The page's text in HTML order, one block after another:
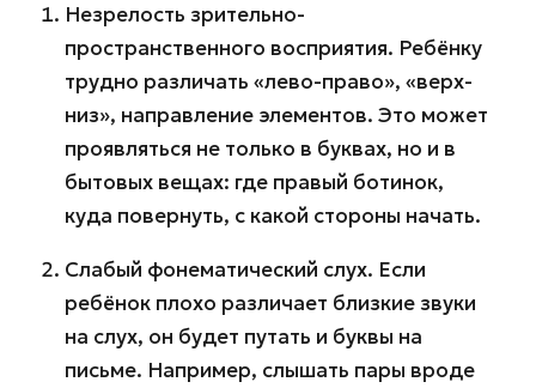
Незрелость зрительно-
пространственного восприятия. Ребёнку
трудно различать «лево-право», «верх-
низ», направление элементов. Это может
проявляться не только в буквах, но и в
бытовых вещах: где правый ботинок,
куда повернуть, с какой стороны начать.
Слабый фонематический слух. Если
ребёнок плохо различает близкие звуки
на слух, он будет путать и буквы на
письме. Например, слышать пары вроде